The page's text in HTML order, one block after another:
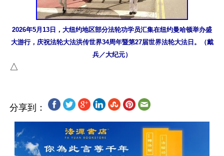
2026年5月13日，大纽约地区部分法轮功学员汇集在纽约曼哈顿举办盛
大游行，庆祝法轮大法洪传世界34周年暨第27届世界法轮大法日。（戴
兵／大纪元）
分享到：